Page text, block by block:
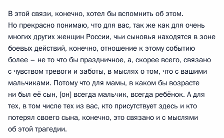
В этой связи, конечно, хотел бы вспомнить об этом.
Но прекрасно понимаю, что для вас, так же как для очень
многих других женщин России, чьи сыновья находятся в зоне
боевых действий, конечно, отношение к этому событию
более – не то что бы праздничное, а, скорее всего, связано
с чувством тревоги и заботы, в мыслях о том, что с вашими
мальчиками. Потому что для мамы, в каком бы возрасте
ни был её сын, [он] всегда мальчик, всегда ребёнок. А для
тех, в том числе тех из вас, кто присутствует здесь и кто
потерял своего сына, конечно, это связано и с мыслями
об этой трагедии.